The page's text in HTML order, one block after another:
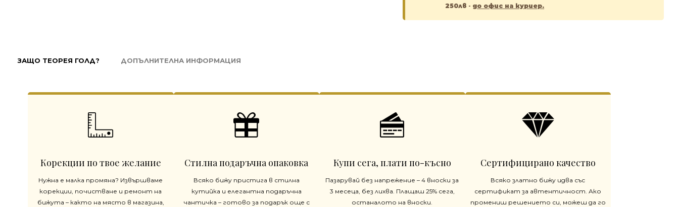
250лв - до офис на куриер.
ЗАЩО ТЕОРЕЯ ГОЛД? ДОПЪЛНИТЕЛНА ИНФОРМАЦИЯ
Корекции по твое желание
Нужна е малка промяна? Извършваме
корекции, почистване и ремонт на
бижута – както на място в магазина,
Стилна подаръчна опаковка
Всяко бижу пристига в стилна
кутийка и елегантна подаръчна
чантичка – готово за подарък още с
Купи сега, плати по-късно
Пазарувай без напрежение – 4 вноски за
3 месеца, без лихва. Плащаш 25% сега,
останалото на вноски.
Сертифицирано качество
Всяко златно бижу идва със
сертификат за автентичност. Ако
промениш решението си, можеш да го